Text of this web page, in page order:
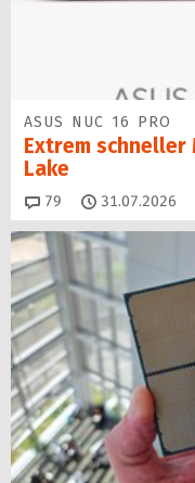
ASUS NUC 16 PRO
Extrem schneller
Lake
79 Kommentare
31.07.2026